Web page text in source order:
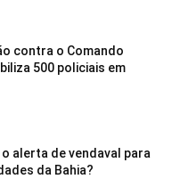
contra o Comando
500 policiais em
o alerta de vendaval para
da Bahia?